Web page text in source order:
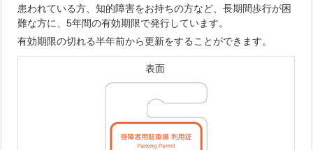
患われている方、知的障害をお持ちの方など、長期間歩行が困
難な方に、5年間の有効期限で発行しています。
有効期限の切れる半年前から更新をすることができます。
表面